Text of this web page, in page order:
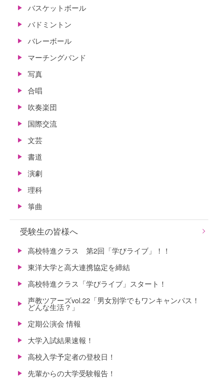
バスケットボール
バドミントン
バレーボール
マーチングバンド
写真
合唱
吹奏楽団
国際交流
文芸
書道
演劇
理科
箏曲
受験生の皆様へ
高校特進クラス 第2回「学びライブ」！！
東洋大学と高大連携協定を締結
高校特進クラス「学びライブ」スタート！
声教ツアーズvol.22「男女別学でもワンキャンパス！
どんな生活？」
定期公演会 情報
大学入試結果速報！
高校入学予定者の登校日！
先輩からの大学受験報告！